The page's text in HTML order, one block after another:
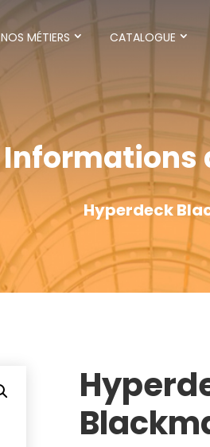
NOS MÉTIERS CATALOGUE
Informations
Hyperdeck